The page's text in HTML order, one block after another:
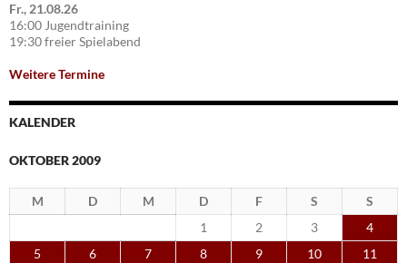
Fr., 21.08.26
16:00 Jugendtraining
19:30 freier Spielabend
Weitere Termine
KALENDER
OKTOBER 2009
M D M D F S
S
1
2 3
4
5
6 7 8 9 10
11